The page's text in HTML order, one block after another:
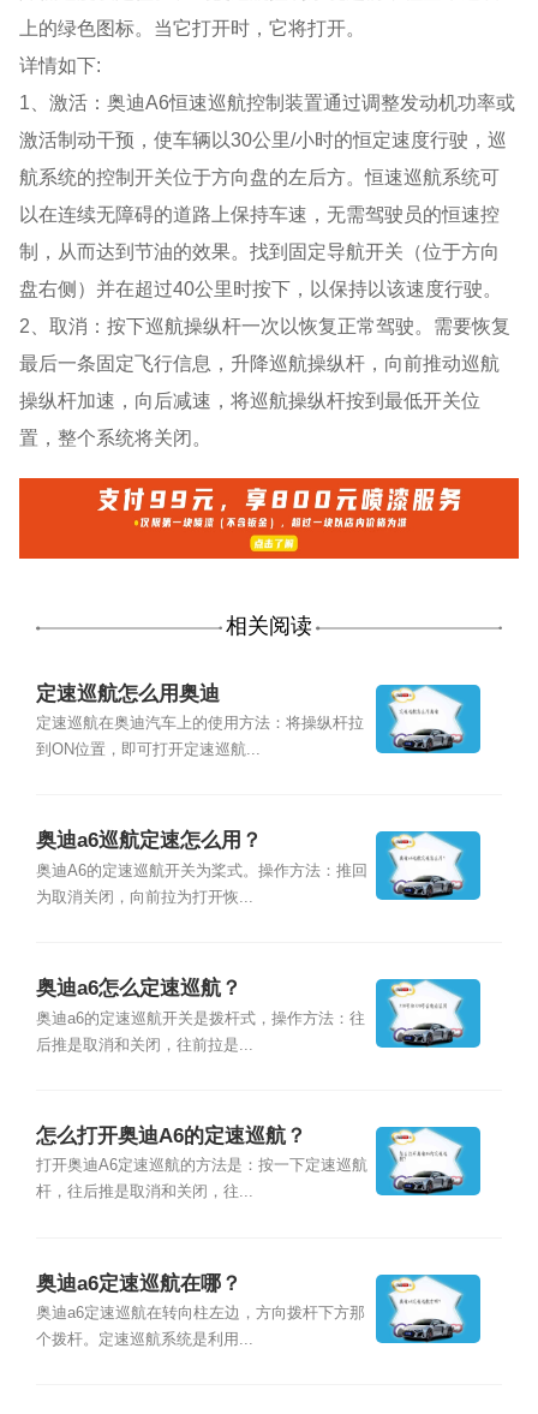
上的绿色图标。当它打开时，它将打开。
详情如下:
1、激活：奥迪A6恒速巡航控制装置通过调整发动机功率或
激活制动干预，使车辆以30公里/小时的恒定速度行驶，巡
航系统的控制开关位于方向盘的左后方。恒速巡航系统可
以在连续无障碍的道路上保持车速，无需驾驶员的恒速控
制，从而达到节油的效果。找到固定导航开关（位于方向
盘右侧）并在超过40公里时按下，以保持以该速度行驶。
2、取消：按下巡航操纵杆一次以恢复正常驾驶。需要恢复
最后一条固定飞行信息，升降巡航操纵杆，向前推动巡航
操纵杆加速，向后减速，将巡航操纵杆按到最低开关位
置，整个系统将关闭。
相关阅读
定速巡航怎么用奥迪
定速巡航在奥迪汽车上的使用方法：将操纵杆拉
到ON位置，即可打开定速巡航...
奥迪a6巡航定速怎么用？
奥迪A6的定速巡航开关为桨式。操作方法：推回
为取消关闭，向前拉为打开恢...
奥迪a6怎么定速巡航？
奥迪a6的定速巡航开关是拨杆式，操作方法：往
后推是取消和关闭，往前拉是...
怎么打开奥迪A6的定速巡航？
打开奥迪A6定速巡航的方法是：按一下定速巡航
杆，往后推是取消和关闭，往...
奥迪a6定速巡航在哪？
奥迪a6定速巡航在转向柱左边，方向拨杆下方那
个拨杆。定速巡航系统是利用...